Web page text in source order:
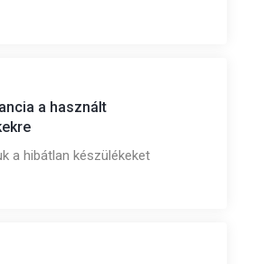
a használt
a hibátlan készülékeket